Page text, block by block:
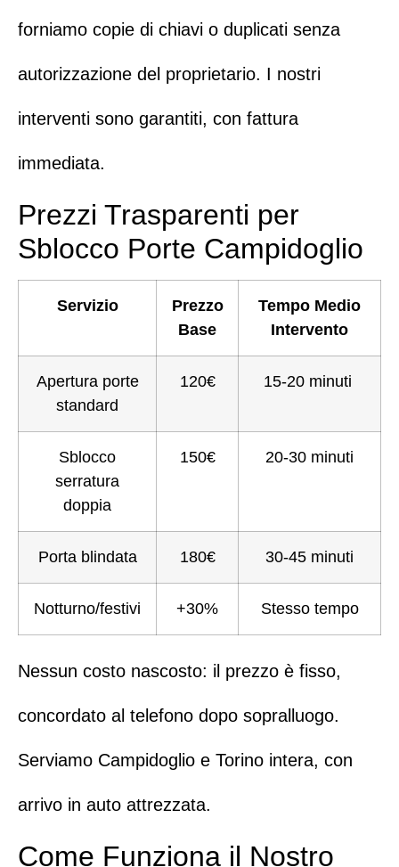
forniamo copie di chiavi o duplicati senza
autorizzazione del proprietario. I nostri
interventi sono garantiti, con fattura
immediata.
Prezzi Trasparenti per
Sblocco Porte Campidoglio
Servizio
Prezzo
Base
Tempo Medio
Intervento
Apertura porte
standard
120€ 15-20 minuti
Sblocco
serratura
doppia
150€ 20-30 minuti
Porta blindata 180€ 30-45 minuti
Notturno/festivi +30% Stesso tempo
Nessun costo nascosto: il prezzo è fisso,
concordato al telefono dopo sopralluogo.
Serviamo Campidoglio e Torino intera, con
arrivo in auto attrezzata.
Come Funziona il Nostro